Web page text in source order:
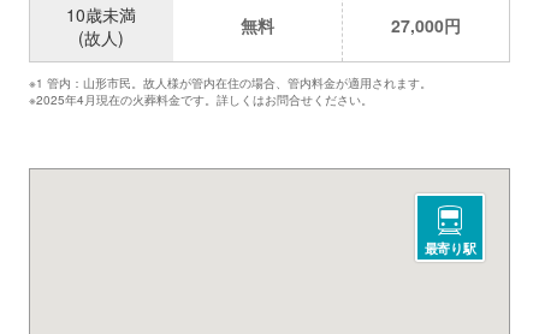
10歳未満
(故人)
無料 27,000円
※1 管内：山形市民。故人様が管内在住の場合、管内料金が適用されます。
※2025年4月現在の火葬料金です。詳しくはお問合せください。
最寄り駅